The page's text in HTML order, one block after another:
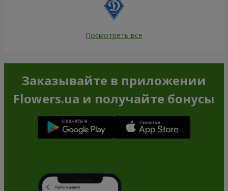
Посмотреть все
Заказывайте в приложении
Flowers.ua и получайте бонусы